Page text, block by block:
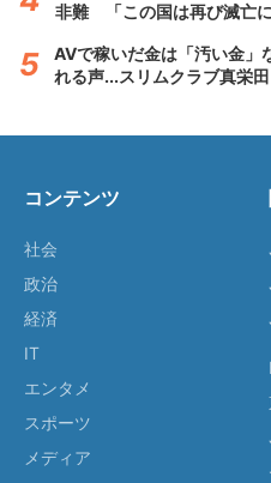
非難 「この国は再び滅亡に
AVで稼いだ金は「汚い金
れる声...スリムクラブ真栄
コンテンツ
社会
政治
経済
IT
エンタメ
スポーツ
メディア